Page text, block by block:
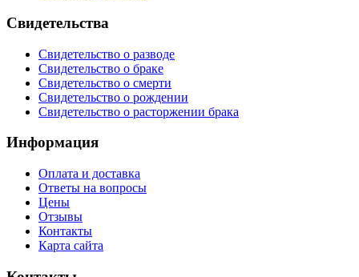
Свидетельства
Свидетельство о разводе
Свидетельство о браке
Свидетельство о смерти
Свидетельство о рождении
Свидетельство о расторжении брака
Информация
Оплата и доставка
Ответы на вопросы
Цены
Отзывы
Контакты
Карта сайта